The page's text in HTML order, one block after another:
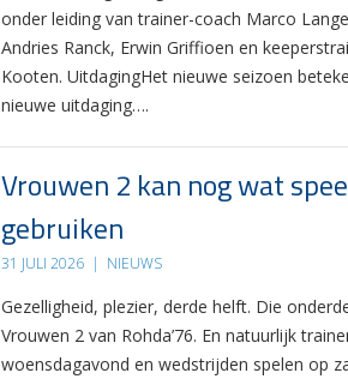
onder leiding van trainer-coach Marco
Andries Ranck, Erwin Griffioen en
Kooten. UitdagingHet nieuwe seizoen
nieuwe uitdaging….
Vrouwen 2 kan nog wat
gebruiken
31 JULI 2026 | NIEUWS
Gezelligheid, plezier, derde helft. Die
Vrouwen 2 van Rohda’76. En natuurlijk
woensdagavond en wedstrijden spelen op